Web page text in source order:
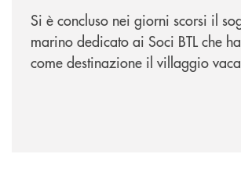
Si è concluso nei giorni scorsi il
marino dedicato ai Soci BTL che
come destinazione il villaggio